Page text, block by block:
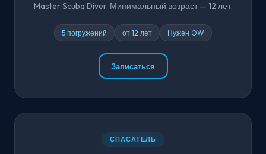
Master Scuba Diver. Минимальный возраст — 12 лет.
5 погружений от 12 лет Нужен OW
Записаться
СПАСАТЕЛЬ